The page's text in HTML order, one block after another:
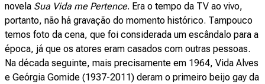
novela Sua Vida me Pertence. Era o tempo da TV ao vivo,
portanto, não há gravação do momento histórico. Tampouco
temos foto da cena, que foi considerada um escândalo para a
época, já que os atores eram casados com outras pessoas.
Na década seguinte, mais precisamente em 1964, Vida Alves
e Geórgia Gomide (1937-2011) deram o primeiro beijo gay da